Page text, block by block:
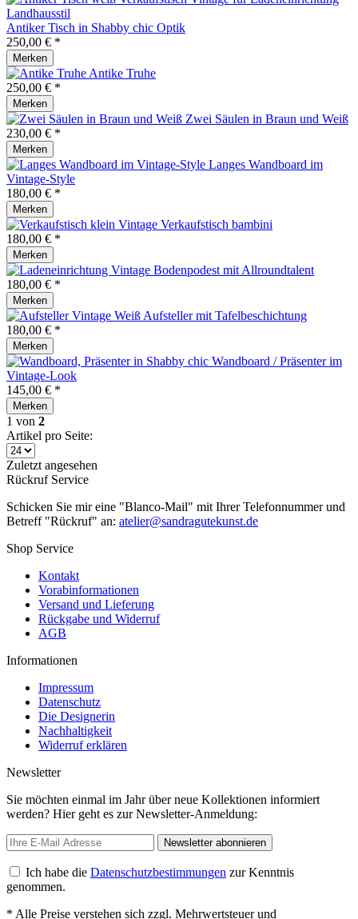
Antiker Tisch in Shabby chic Optik
250,00 € *
Merken
Antike Truhe
250,00 € *
Merken
Zwei Säulen in Braun und Weiß
230,00 € *
Merken
Langes Wandboard im
Vintage-Style
180,00 € *
Merken
Verkaufstisch bambini
180,00 € *
Merken
Bodenpodest mit Allroundtalent
180,00 € *
Merken
Aufsteller mit Tafelbeschichtung
180,00 € *
Merken
Wandboard / Präsenter im
Vintage-Look
145,00 € *
Merken
1 von 2
Artikel pro Seite:
Zuletzt angesehen
Rückruf Service
Schicken Sie mir eine "Blanco-Mail" mit Ihrer Telefonnummer und
Betreff "Rückruf" an: atelier@sandragutekunst.de
Shop Service
Kontakt
Vorabinformationen
Versand und Lieferung
Rückgabe und Widerruf
AGB
Informationen
Impressum
Datenschutz
Die Designerin
Nachhaltigkeit
Widerruf erklären
Newsletter
Sie möchten einmal im Jahr über neue Kollektionen informiert
werden? Hier geht es zur Newsletter-Anmeldung:
Newsletter abonnieren
Ich habe die Datenschutzbestimmungen zur Kenntnis
genommen.
* Alle Preise verstehen sich zzgl. Mehrwertsteuer und